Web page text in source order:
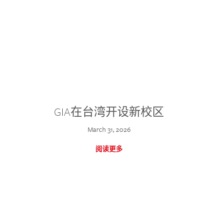
GIA在台湾开设新校区
March 31, 2026
阅读更多